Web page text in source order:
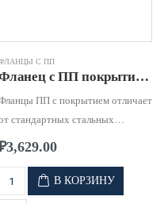
С ПП
Фланец с ПП покрытием д. 0180 PN16
ПП с покрытием отличает
стандартных стальных
фланцев, высокая стойкость к
коррозии и к воздействию
агрессивных сред.
3,629.00
В КОРЗИНУ